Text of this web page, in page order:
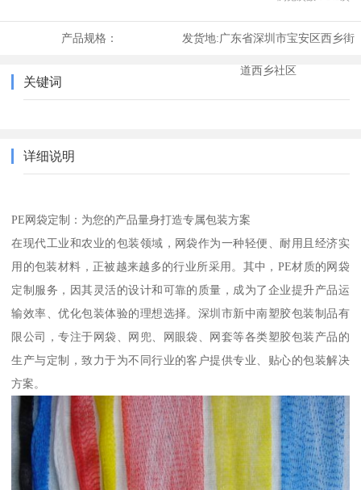
产品规格： 发货地:广东省深圳市宝安区西乡街
道西乡社区
关键词
详细说明
PE网袋定制：为您的产品量身打造专属包装方案
在现代工业和农业的包装领域，网袋作为一种轻便、耐用且经济实
用的包装材料，正被越来越多的行业所采用。其中，PE材质的网袋
定制服务，因其灵活的设计和可靠的质量，成为了企业提升产品运
输效率、优化包装体验的理想选择。深圳市新中南塑胶包装制品有
限公司，专注于网袋、网兜、网眼袋、网套等各类塑胶包装产品的
生产与定制，致力于为不同行业的客户提供专业、贴心的包装解决
方案。